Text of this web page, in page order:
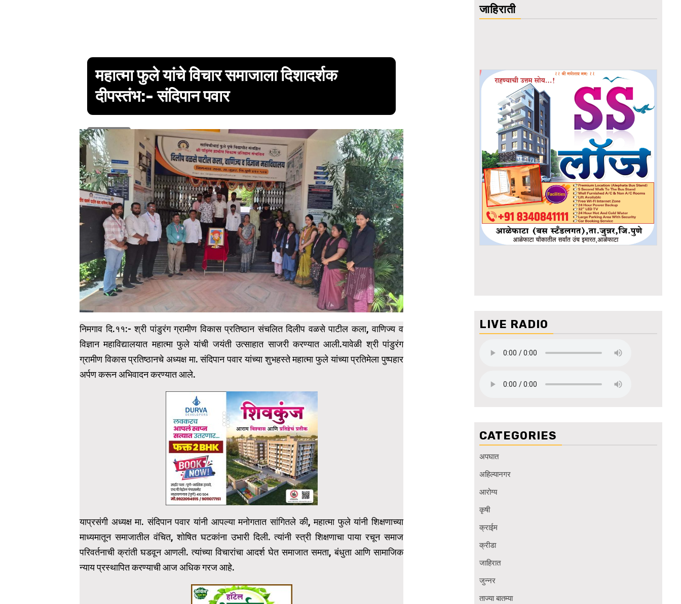
महात्मा फुले यांचे विचार समाजाला दिशादर्शक
दीपस्तंभ:- संदिपान पवार
1 min read
निमगाव दि.११:- श्री पांडुरंग ग्रामीण विकास प्रतिष्ठान संचलित दिलीप वळसे पाटील कला, वाणिज्य व
विज्ञान महाविद्यालयात महात्मा फुले यांची जयंती उत्साहात साजरी करण्यात आली.यावेळी श्री पांडुरंग
ग्रामीण विकास प्रतिष्ठानचे अध्यक्ष मा. संदिपान पवार यांच्या शुभहस्ते महात्मा फुले यांच्या प्रतिमेला पुष्पहार
अर्पण करून अभिवादन करण्यात आले.
याप्रसंगी अध्यक्ष मा. संदिपान पवार यांनी आपल्या मनोगतात सांगितले की, महात्मा फुले यांनी शिक्षणाच्या
माध्यमातून समाजातील वंचित, शोषित घटकांना उभारी दिली. त्यांनी स्त्री शिक्षणाचा पाया रचून समाज
परिवर्तनाची क्रांती घडवून आणली. त्यांच्या विचारांचा आदर्श घेत समाजात समता, बंधुता आणि सामाजिक
न्याय प्रस्थापित करण्याची आज अधिक गरज आहे.
जाहिराती
LIVE RADIO
CATEGORIES
अपघात
अहिल्यानगर
आरोग्य
कृषी
क्राईम
क्रीडा
जाहिरात
जुन्नर
ताज्या बातम्या